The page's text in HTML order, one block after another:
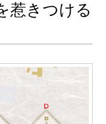
惹きつける